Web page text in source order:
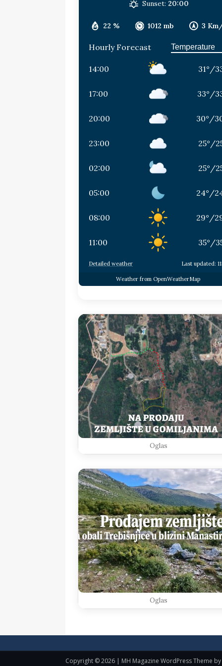
22 % 1012 mb 3
Sunset: 20:00
Hourly Forecast
14:00 31° /
17:00 33° /
20:00 30° /
23:00 25° /
02:00 25° /
05:00 24° /
08:00 29° /
11:00 35° /
Detailed weather Last updated:
Weather from OpenWeatherMap
Oglas
Oglas
Copyright © 2026 | MH Magazine WordPress Theme by